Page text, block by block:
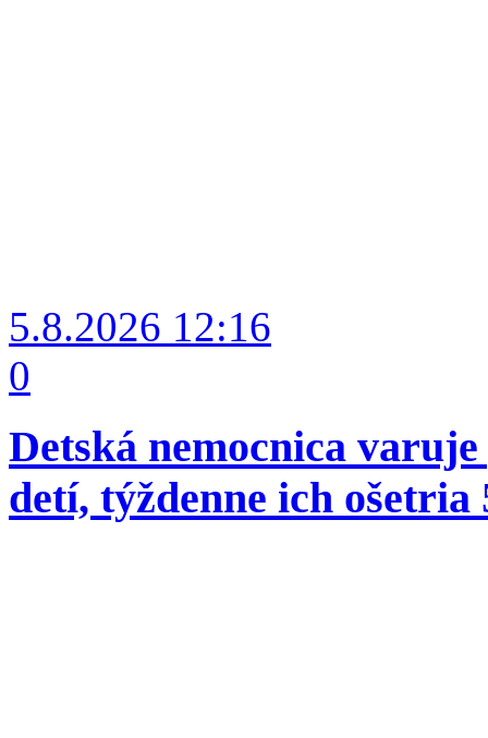
5.8.2026 12:16
0
Detská nemocnica
detí, týždenne ich ošetria